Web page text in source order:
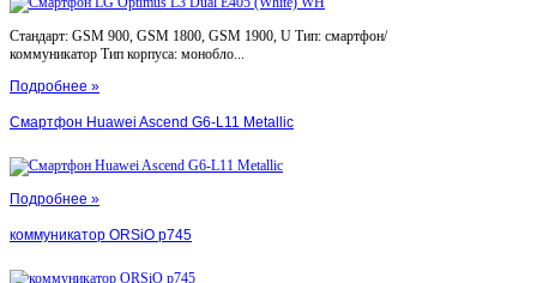
Стандарт: GSM 900, GSM 1800, GSM 1900, U Тип: смартфон/
коммуникатор Тип корпуса: монобло...
Подробнее »
Смартфон Huawei Ascend G6-L11 Metallic
Подробнее »
коммуникатор ORSiO p745